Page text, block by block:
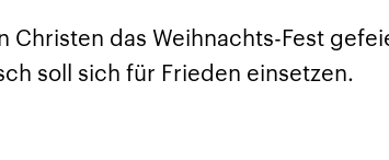
Christen das Weihnachts-Fest
soll sich für Frieden einsetzen.